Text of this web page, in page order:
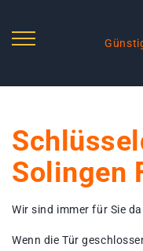
Solingen
Wir sind immer für Sie
Wenn die Tür